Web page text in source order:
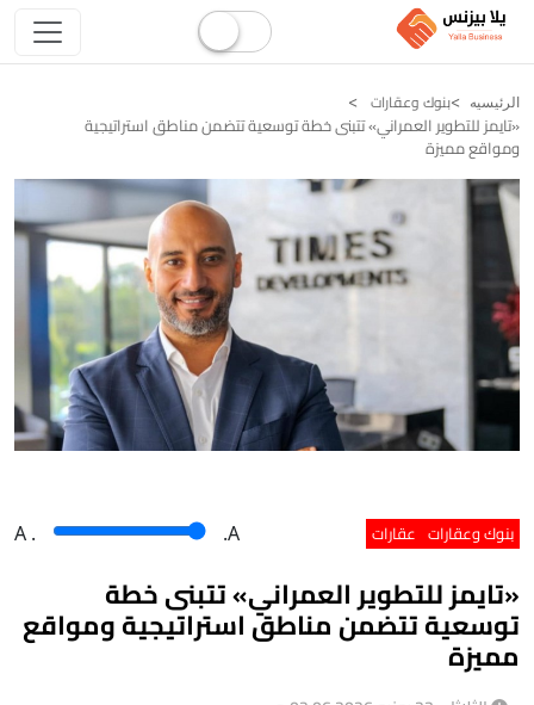
الرئيسيه بنوك وعقارات
«تايمز للتطوير العمراني» تتبنى خطة توسعية تتضمن مناطق استراتيجية
ومواقع مميزة
بنوك وعقارات عقارات A . .A
«تايمز للتطوير العمراني» تتبنى خطة
توسعية تتضمن مناطق استراتيجية ومواقع
مميزة